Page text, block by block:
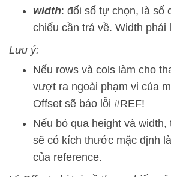
width: đối số tự chọn, là số
chiếu cần trả về. Width phải
Lưu ý:
Nếu rows và cols làm cho
vượt ra ngoài phạm vi của
Offset sẽ báo lỗi #REF!
Nếu bỏ qua height và
sẽ có kích thước mặc định
của reference.